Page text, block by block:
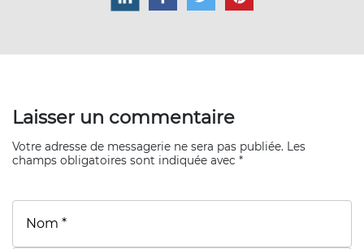
Laisser un commentaire
Votre adresse de messagerie ne sera pas publiée. Les
champs obligatoires sont indiquée avec *